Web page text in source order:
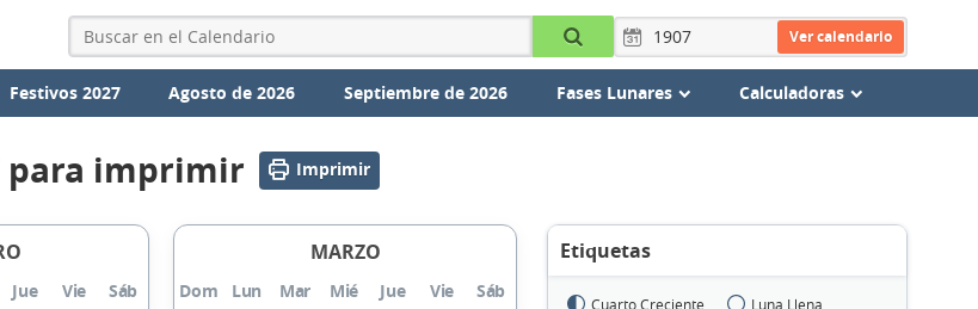
Ver calendario
Festivos 2027 Agosto de 2026 Septiembre de 2026 Fases Lunares Calculadoras
para imprimir Imprimir
Jue Vie Sáb
MARZO
Dom Lun Mar Mié Jue Vie Sáb
Etiquetas
Cuarto Creciente
Luna Llena